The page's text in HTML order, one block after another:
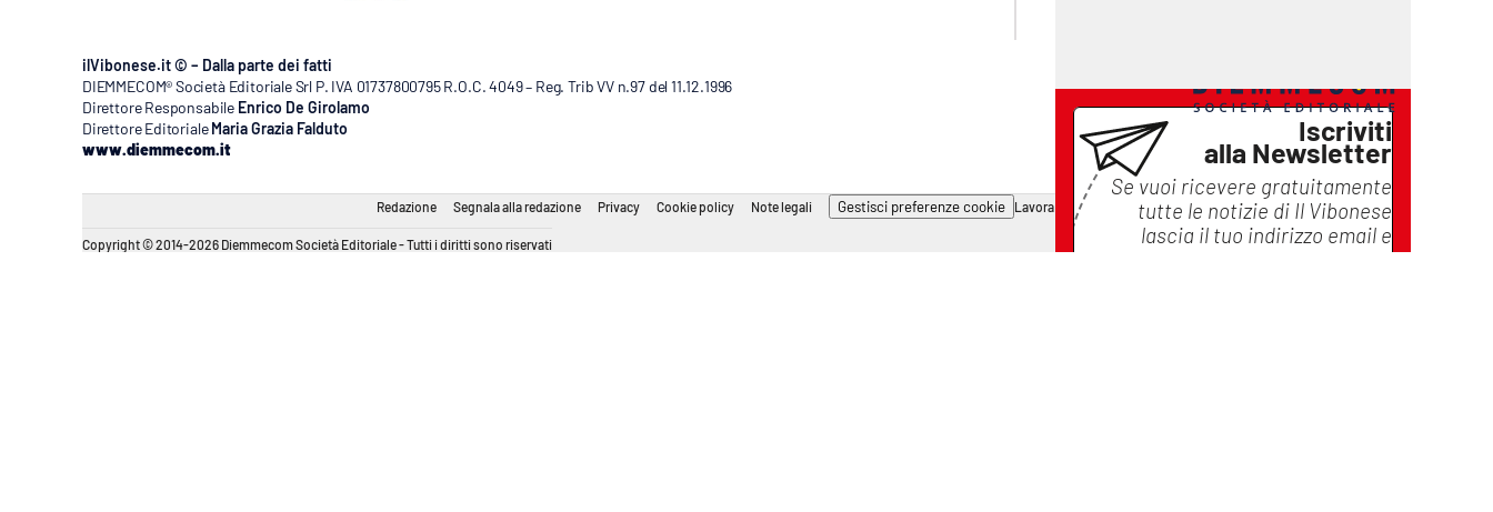
Iscriviti
alla Newsletter
Se vuoi ricevere gratuitamente
tutte le notizie di Il Vibonese
lascia il tuo indirizzo email e
ilVibonese.it © – Dalla parte dei fatti
DIEMMECOM® Società Editoriale Srl P. IVA 01737800795 R.O.C. 4049 – Reg. Trib VV n.97 del 11.12.1996
Direttore Responsabile Enrico De Girolamo
Direttore Editoriale Maria Grazia Falduto
www.diemmecom.it
Redazione Segnala alla redazione Privacy Cookie policy Note legali Gestisci preferenze cookie Lavora con noi
Copyright © 2014-2026 Diemmecom Società Editoriale - Tutti i diritti sono riservati